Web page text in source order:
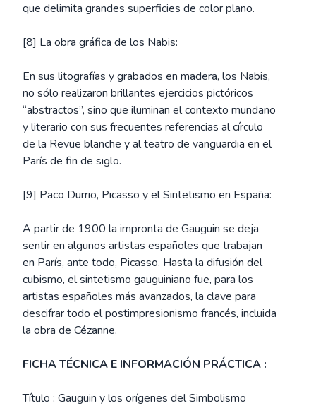
que delimita grandes superficies de color plano.
[8] La obra gráfica de los Nabis:
En sus litografías y grabados en madera, los Nabis,
no sólo realizaron brillantes ejercicios pictóricos
“abstractos”, sino que iluminan el contexto mundano
y literario con sus frecuentes referencias al círculo
de la Revue blanche y al teatro de vanguardia en el
París de fin de siglo.
[9] Paco Durrio, Picasso y el Sintetismo en España:
A partir de 1900 la impronta de Gauguin se deja
sentir en algunos artistas españoles que trabajan
en París, ante todo, Picasso. Hasta la difusión del
cubismo, el sintetismo gauguiniano fue, para los
artistas españoles más avanzados, la clave para
descifrar todo el postimpresionismo francés, incluida
la obra de Cézanne.
FICHA TÉCNICA E INFORMACIÓN PRÁCTICA :
Título : Gauguin y los orígenes del Simbolismo